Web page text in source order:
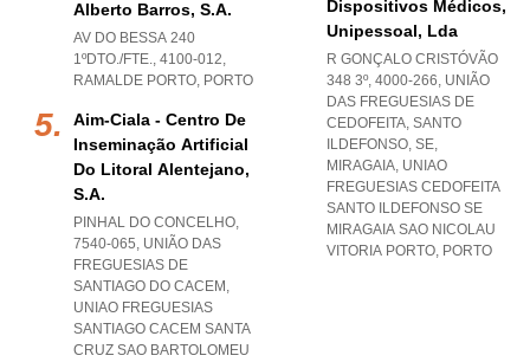
Alberto Barros, S.a.
AV DO BESSA 240
1ºDTO./FTE., 4100-012,
RAMALDE PORTO, PORTO
Aim-Ciala - Centro De
Inseminação Artificial
Do Litoral Alentejano,
S.a.
PINHAL DO CONCELHO,
7540-065, UNIÃO DAS
FREGUESIAS DE
SANTIAGO DO CACEM ,
UNIAO FREGUESIAS
SANTIAGO CACEM SANTA
CRUZ SAO BARTOLOMEU
Dispositivos Médicos,
Unipessoal, Lda
R GONÇALO CRISTÓVÃO
348 3º, 4000-266, UNIÃO
DAS FREGUESIAS DE
CEDOFEITA, SANTO
ILDEFONSO, SE,
MIRAGAIA, UNIAO
FREGUESIAS CEDOFEITA
SANTO ILDEFONSO SE
MIRAGAIA SAO NICOLAU
VITORIA PORTO, PORTO